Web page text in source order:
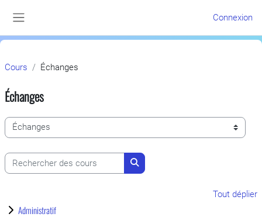
Connexion
Cours Échanges
Échanges
Catégories de cours
Rechercher des cours
Rechercher des cours
Tout déplier
Administratif